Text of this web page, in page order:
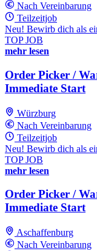
Nach Vereinbarung
Teilzeitjob
Neu! Bewirb dich als
TOP JOB
mehr lesen
Order Picker /
Immediate Start
Würzburg
Nach Vereinbarung
Teilzeitjob
Neu! Bewirb dich als
TOP JOB
mehr lesen
Order Picker /
Immediate Start
Aschaffenburg
Nach Vereinbarung